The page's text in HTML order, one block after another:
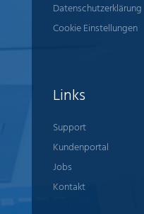
Datenschutzerklärung
Cookie Einstellungen
Links
Support
Kundenportal
Jobs
Kontakt